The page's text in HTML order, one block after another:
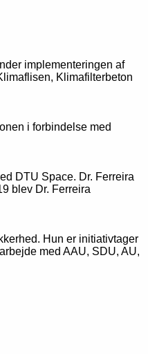
implementeringen af
Klimafilterbeton
i forbindelse med
DTU Space. Dr. Ferreira
blev Dr. Ferreira
Hun er initiativtager
med AAU, SDU, AU,